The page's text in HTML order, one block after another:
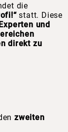
die
statt. Diese
und
direkt zu
zweiten